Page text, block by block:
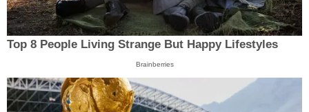
Top 8 People Living Strange But Happy Lifestyles
Brainberries